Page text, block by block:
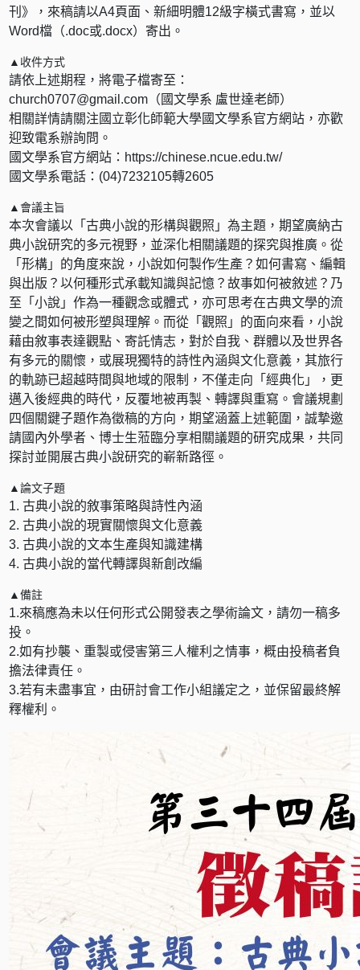
刊》，來稿請以A4頁面、新細明體12級字橫式書寫，並以
Word檔（.doc或.docx）寄出。
▲收件方式
請依上述期程，將電子檔寄至：
church0707@gmail.com（國文學系 盧世達老師）
相關詳情請關注國立彰化師範大學國文學系官方網站，亦歡
迎致電系辦詢問。
國文學系官方網站：https://chinese.ncue.edu.tw/
國文學系電話：(04)7232105轉2605
▲會議主旨
本次會議以「古典小說的形構與觀照」為主題，期望廣納古
典小說研究的多元視野，並深化相關議題的探究與推廣。從
「形構」的角度來說，小說如何製作∕生產？如何書寫、編輯
與出版？以何種形式承載知識與記憶？故事如何被敘述？乃
至「小說」作為一種觀念或體式，亦可思考在古典文學的流
變之間如何被形塑與理解。而從「觀照」的面向來看，小說
藉由敘事表達觀點、寄託情志，對於自我、群體以及世界各
有多元的關懷，或展現獨特的詩性內涵與文化意義，其旅行
的軌跡已超越時間與地域的限制，不僅走向「經典化」，更
邁入後經典的時代，反覆地被再製、轉譯與重寫。會議規劃
四個關鍵子題作為徵稿的方向，期望涵蓋上述範圍，誠摯邀
請國內外學者、博士生蒞臨分享相關議題的研究成果，共同
探討並開展古典小說研究的嶄新路徑。
▲論文子題
1. 古典小說的敘事策略與詩性內涵
2. 古典小說的現實關懷與文化意義
3. 古典小說的文本生產與知識建構
4. 古典小說的當代轉譯與新創改編
▲備註
1.來稿應為未以任何形式公開發表之學術論文，請勿一稿多
投。
2.如有抄襲、重製或侵害第三人權利之情事，概由投稿者負
擔法律責任。
3.若有未盡事宜，由研討會工作小組議定之，並保留最終解
釋權利。